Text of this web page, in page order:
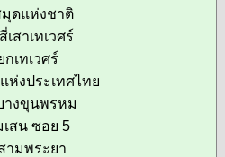
ดแห่งชาติ
เสาเทเวศร์
กเทเวศร์
ห่งประเทศไทย
างขุนพรหม
เสน ซอย 5
ามพระยา